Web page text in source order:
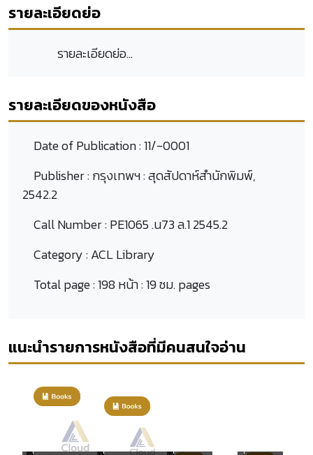
รายละเอียดย่อ
รายละเอียดย่อ...
รายละเอียดของหนังสือ
Date of Publication :11/-0001
Publisher :กรุงเทพฯ : สุดสัปดาห์สำนักพิมพ์,
2542.2
Call Number :PE1065 .น73 ล.1 2545.2
Category :ACL Library
Total page :198 หน้า : 19 ซม. pages
แนะนำรายการหนังสือที่มีคนสนใจอ่าน